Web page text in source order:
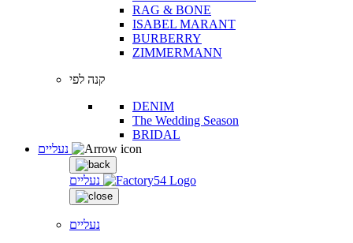
RAG & BONE
ISABEL MARANT
BURBERRY
ZIMMERMANN
קנה לפי
DENIM
The Wedding Season
BRIDAL
נעליים
נעליים